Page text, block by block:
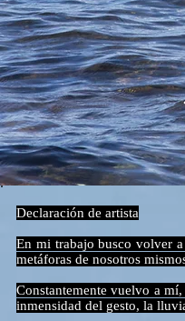
Declaración de artista
En mi trabajo busco volver
metáforas de nosotros
Constantemente vuelvo a
inmensidad del gesto, la